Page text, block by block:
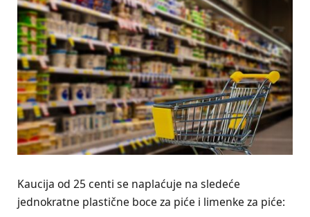
Kaucija od 25 centi se naplaćuje na sledeće
jednokratne plastične boce za piće i limenke za piće: